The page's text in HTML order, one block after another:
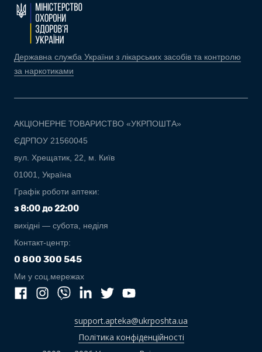
Державна служба України з лікарських засобів та контролю
за наркотиками
АКЦІОНЕРНЕ ТОВАРИСТВО «УКРПОШТА»
ЄДРПОУ 21560045
вул. Хрещатик, 22, м. Київ
01001, Україна
Графік роботи аптеки:
з 8:00 до 22:00
вихідні — субота, неділя
Контакт-центр:
0 800 300 545
Ми у соц.мережах
support.apteka@ukrposhta.ua
Політика конфіденційності